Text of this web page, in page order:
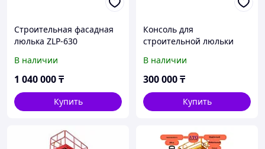
Строительная фасадная
люлька ZLP-630
В наличии
1 040 000₸
Купить
Консоль для
строительной люльки
630
В наличии
300 000₸
Купить